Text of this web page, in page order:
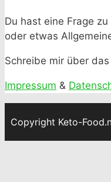
Du hast eine Frage
oder etwas
Schreibe mir über das
Impressum &
Copyright Keto-